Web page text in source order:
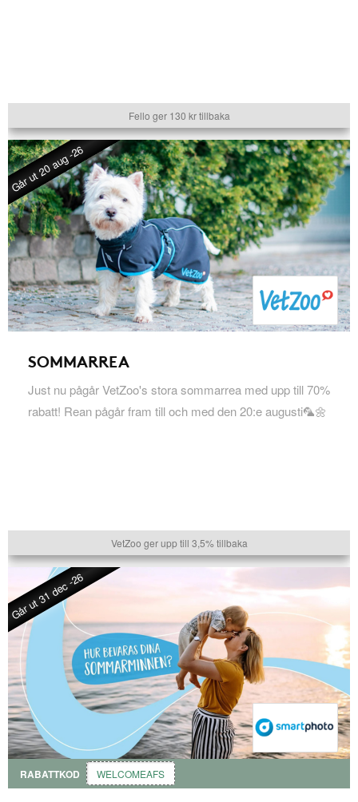
Fello ger 130 kr tillbaka
Går ut 20 aug -26
SOMMARREA
Just nu pågår VetZoo's stora sommarrea med upp till 70%
rabatt! Rean pågår fram till och med den 20:e augusti🦜🌼
VetZoo ger upp till 3,5% tillbaka
Går ut 31 dec -26
RABATTKOD WELCOMEAFS